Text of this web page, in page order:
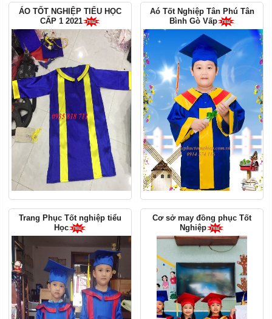
ÁO TỐT NGHIỆP TIỂU HỌC
CẤP 1 2021
Aó Tốt Nghiệp Tân Phú Tân
Bình Gò Vấp
Trang Phục Tốt nghiệp tiểu
Học
Cơ sở may đồng phục Tốt
Nghiệp